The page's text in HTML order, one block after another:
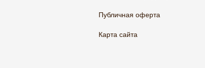
Публичная оферта
Карта сайта